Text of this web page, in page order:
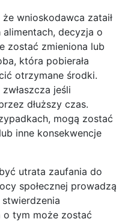
wnioskodawca zataił
decyzja o
zostać zmieniona lub
która pobierała
otrzymane środki.
jeśli
dłuższy czas.
mogą zostać
inne konsekwencje
utrata zaufania do
społecznej prowadzą
o tym może zostać